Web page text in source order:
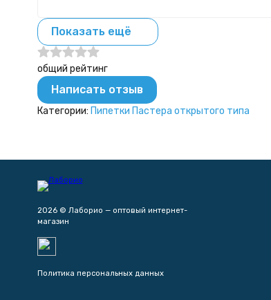
Показать ещё
общий рейтинг
Написать отзыв
Категории: Пипетки Пастера открытого типа
2026 © Лаборио — оптовый интернет-
магазин
Политика персональных данных